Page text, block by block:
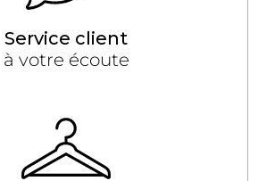
Service client
à votre écoute